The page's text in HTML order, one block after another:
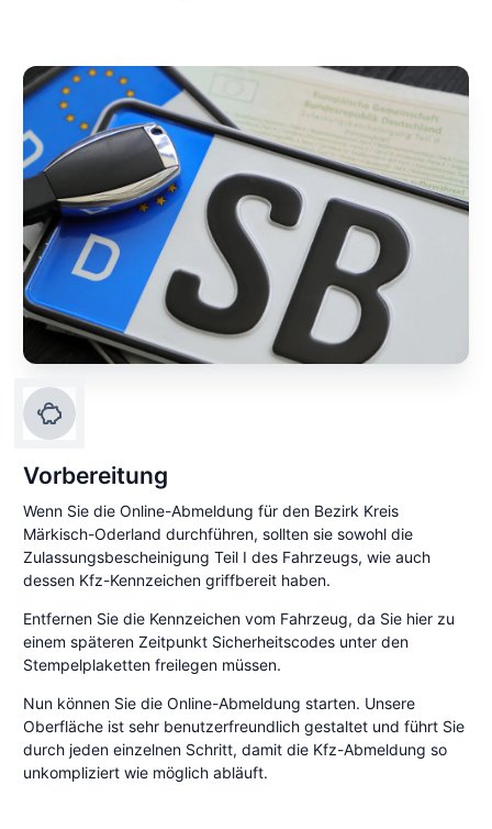
Vorbereitung
Wenn Sie die Online-Abmeldung für den Bezirk Kreis
Märkisch-Oderland durchführen, sollten sie sowohl die
Zulassungsbescheinigung Teil I des Fahrzeugs, wie auch
dessen Kfz-Kennzeichen griffbereit haben.
Entfernen Sie die Kennzeichen vom Fahrzeug, da Sie hier zu
einem späteren Zeitpunkt Sicherheitscodes unter den
Stempelplaketten freilegen müssen.
Nun können Sie die Online-Abmeldung starten. Unsere
Oberfläche ist sehr benutzerfreundlich gestaltet und führt Sie
durch jeden einzelnen Schritt, damit die Kfz-Abmeldung so
unkompliziert wie möglich abläuft.